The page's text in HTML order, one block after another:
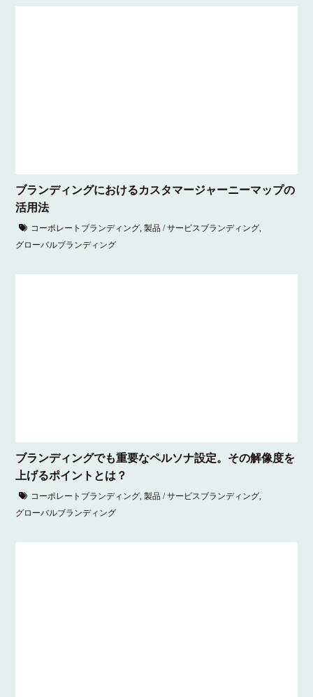
ブランディングにおけるカスタマージャーニーマップの
活用法
コーポレートブランディング,製品 / サービスブランディング,
グローバルブランディング
ブランディングでも重要なペルソナ設定。その解像度を
上げるポイントとは？
コーポレートブランディング,製品 / サービスブランディング,
グローバルブランディング